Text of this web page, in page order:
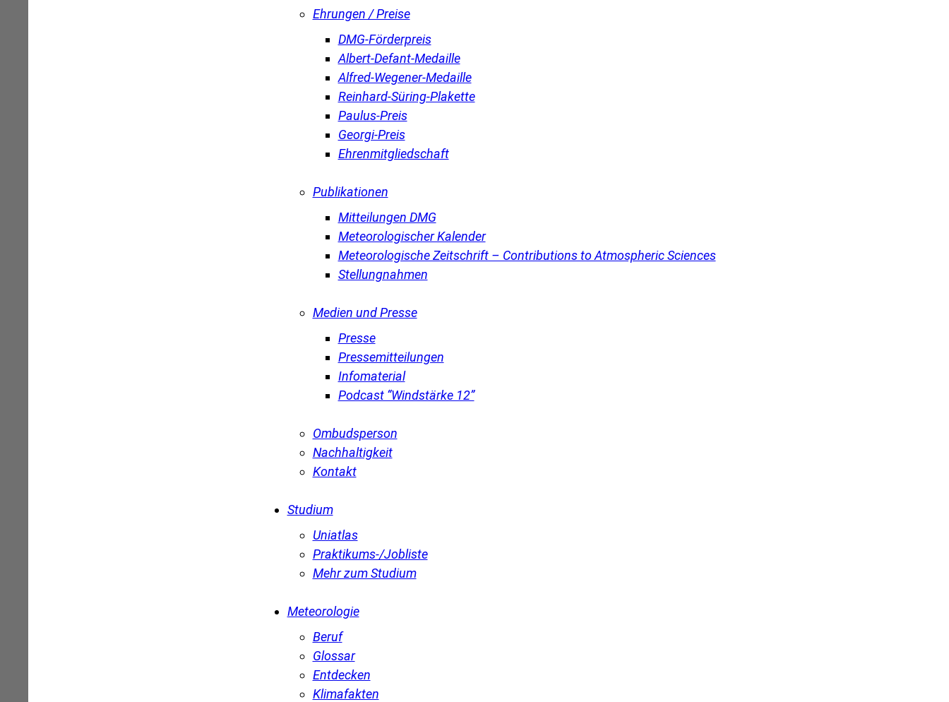
Ehrungen / Preise
DMG-Förderpreis
Albert-Defant-Medaille
Alfred-Wegener-Medaille
Reinhard-Süring-Plakette
Paulus-Preis
Georgi-Preis
Ehrenmitgliedschaft
Publikationen
Mitteilungen DMG
Meteorologischer Kalender
Meteorologische Zeitschrift – Contributions to Atmospheric Sciences
Stellungnahmen
Medien und Presse
Presse
Pressemitteilungen
Infomaterial
Podcast “Windstärke 12”
Ombudsperson
Nachhaltigkeit
Kontakt
Studium
Uniatlas
Praktikums-/Jobliste
Mehr zum Studium
Meteorologie
Beruf
Glossar
Entdecken
Klimafakten